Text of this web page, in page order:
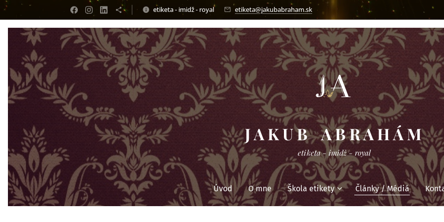
etiketa - imidž - royal etiketa@jakubabraham.sk
J A K U B A B R A H Á M
etiketa - imidž - royal
Úvod O mne Škola etikety Články / Médiá